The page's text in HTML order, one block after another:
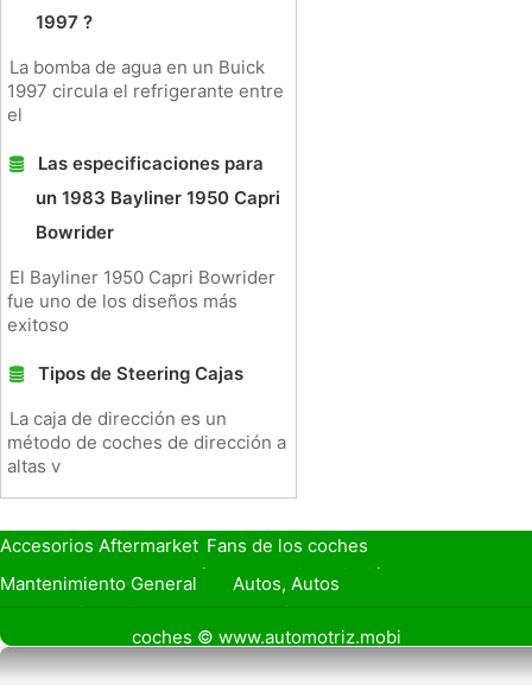
1997 ?
La bomba de agua en un Buick
1997 circula el refrigerante entre
el
Las especificaciones para
un 1983 Bayliner 1950 Capri
Bowrider
El Bayliner 1950 Capri Bowrider
fue uno de los diseños más
exitoso
Tipos de Steering Cajas
La caja de dirección es un
método de coches de dirección a
altas v
Accesorios Aftermarket Fans de los coches
Seguro de Coche
Préstamos y Financiación
Mantenimiento General
Autos, Autos
Seguridad Vial
Combustibles
Vender Mi Cochecoches © www.automotriz.mobi